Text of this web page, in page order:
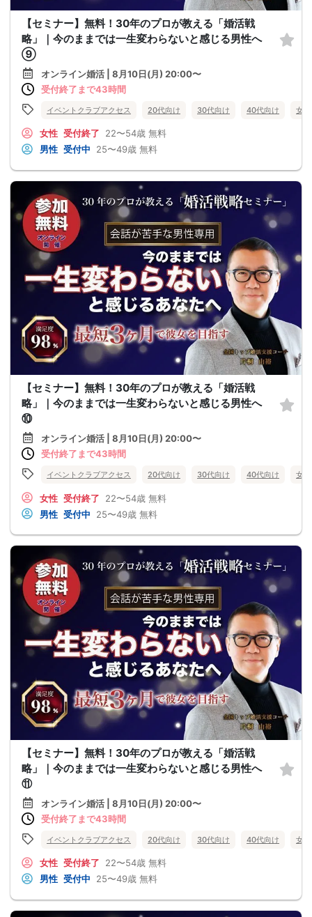
【セミナー】無料！30年のプロが教える「婚活戦
略」｜今のままでは一生変わらないと感じる男性へ
⑨
オンライン婚活 | 8月10日(月) 20:00〜
受付終了まで43時間
イベントクラブアクセス 20代向け 30代向け 40代向け 女
女性 受付終了 22〜54歳 無料
男性 受付中 25〜49歳 無料
【セミナー】無料！30年のプロが教える「婚活戦
略」｜今のままでは一生変わらないと感じる男性へ
⑩
オンライン婚活 | 8月10日(月) 20:00〜
受付終了まで43時間
イベントクラブアクセス 20代向け 30代向け 40代向け 女
女性 受付終了 22〜54歳 無料
男性 受付中 25〜49歳 無料
【セミナー】無料！30年のプロが教える「婚活戦
略」｜今のままでは一生変わらないと感じる男性へ
⑪
オンライン婚活 | 8月10日(月) 20:00〜
受付終了まで43時間
イベントクラブアクセス 20代向け 30代向け 40代向け 女
女性 受付終了 22〜54歳 無料
男性 受付中 25〜49歳 無料